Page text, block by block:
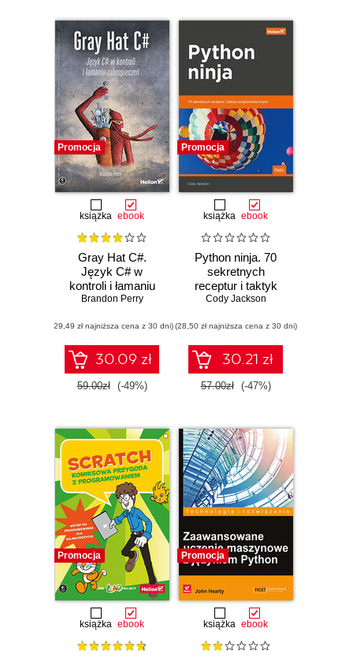
Promocja
książka ebook
Gray Hat C#.
Język C# w
kontroli i łamaniu
zabezpieczeń
Brandon Perry
(29,49 zł najniższa cena z 30 dni)
30.09 zł
59.00zł (-49%)
Promocja
książka ebook
Python ninja. 70
sekretnych
receptur i taktyk
programistycznych
Cody Jackson
(28,50 zł najniższa cena z 30 dni)
30.21 zł
57.00zł (-47%)
Promocja
książka ebook
Promocja
książka ebook